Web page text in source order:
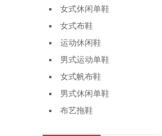
女式休闲单鞋
女式布鞋
运动休闲鞋
男式运动单鞋
女式帆布鞋
男式休闲单鞋
布艺拖鞋